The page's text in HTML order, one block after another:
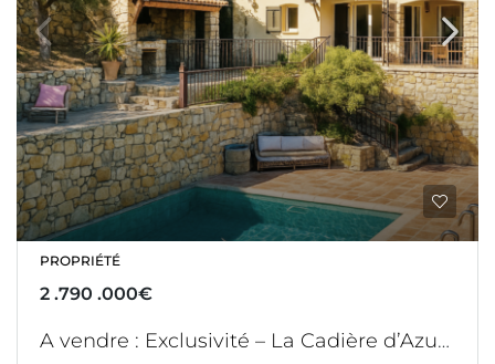
PROPRIÉTÉ
2 .790 .000€
A vendre : Exclusivité – La Cadière d’Azur – Propriété entre mer et collines – Position dominante – Piscine – 5 chambres